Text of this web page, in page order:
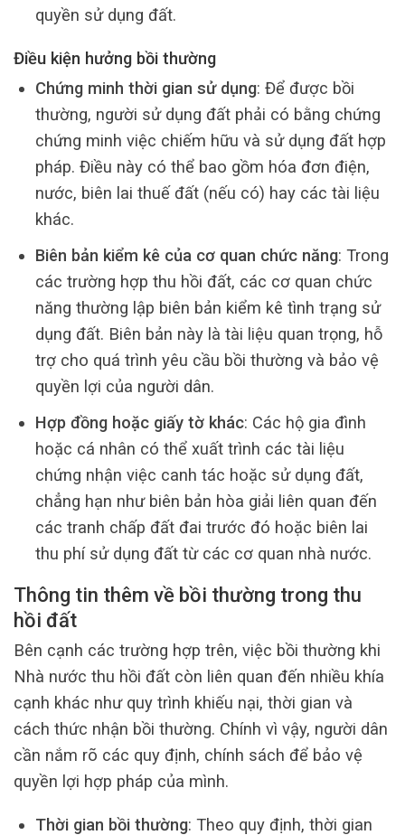
quyền sử dụng đất.
Điều kiện hưởng bồi thường
Chứng minh thời gian sử dụng: Để được bồi
thường, người sử dụng đất phải có bằng chứng
chứng minh việc chiếm hữu và sử dụng đất hợp
pháp. Điều này có thể bao gồm hóa đơn điện,
nước, biên lai thuế đất (nếu có) hay các tài liệu
khác.
Biên bản kiểm kê của cơ quan chức năng: Trong
các trường hợp thu hồi đất, các cơ quan chức
năng thường lập biên bản kiểm kê tình trạng sử
dụng đất. Biên bản này là tài liệu quan trọng, hỗ
trợ cho quá trình yêu cầu bồi thường và bảo vệ
quyền lợi của người dân.
Hợp đồng hoặc giấy tờ khác: Các hộ gia đình
hoặc cá nhân có thể xuất trình các tài liệu
chứng nhận việc canh tác hoặc sử dụng đất,
chẳng hạn như biên bản hòa giải liên quan đến
các tranh chấp đất đai trước đó hoặc biên lai
thu phí sử dụng đất từ các cơ quan nhà nước.
Thông tin thêm về bồi thường trong thu
hồi đất
Bên cạnh các trường hợp trên, việc bồi thường khi
Nhà nước thu hồi đất còn liên quan đến nhiều khía
cạnh khác như quy trình khiếu nại, thời gian và
cách thức nhận bồi thường. Chính vì vậy, người dân
cần nắm rõ các quy định, chính sách để bảo vệ
quyền lợi hợp pháp của mình.
Thời gian bồi thường: Theo quy định, thời gian